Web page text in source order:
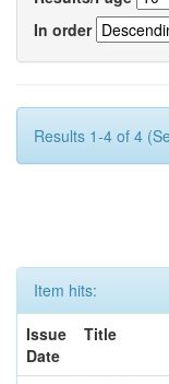
In order
Results 1-4 of 4
Item hits:
Issue
Date
Title